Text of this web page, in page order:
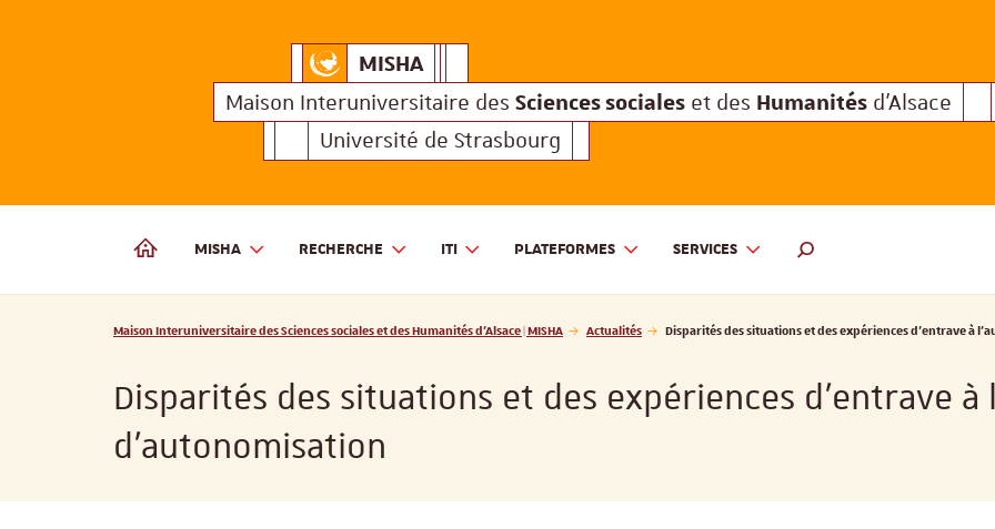
MISHAMaison Interuniversitaire des
Maison Interuniversitaire des Sciences sociales et des Humanités d'Alsace
Université de Strasbourg
MAISON INTERUNIVERSITAIRE DES SCIENCES SOCIALES ET DES HUMANITÉS D'ALSACE | MISHA
MISHA RECHERCHE ITI PLATEFORMES SERVICES
MOTEUR DE RECHERCHE
Maison Interuniversitaire des
Vous êtes ici :
Maison Interuniversitaire des Sciences sociales et des Humanités d'Alsace | MISHA Actualités Disparités des situations et des expériences d’entrave à
Disparités des situations et des expériences d’entrave à
d’autonomisation